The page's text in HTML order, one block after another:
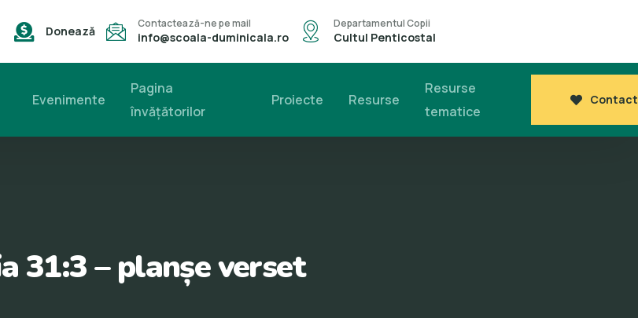
Donează
Contactează-ne pe mail
info@scoala-duminicala.ro
Departamentul Copii
Cultul Penticostal
Evenimente
Pagina
învăţătorilor
Proiecte Resurse
Resurse
tematice
Contact
31:3 – planșe verset